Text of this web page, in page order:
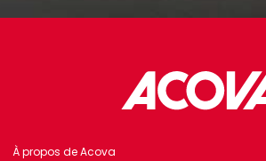
À propos de Acova